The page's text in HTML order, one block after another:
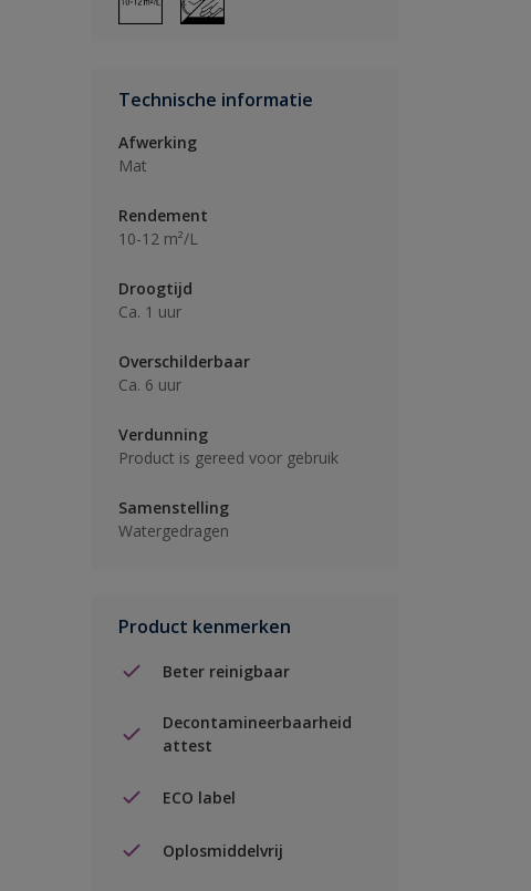
Technische informatie
Afwerking
Mat
Rendement
10-12 m²/L
Droogtijd
Ca. 1 uur
Overschilderbaar
Ca. 6 uur
Verdunning
Product is gereed voor gebruik
Samenstelling
Watergedragen
Product kenmerken
Beter reinigbaar
Decontamineerbaarheid
attest
ECO label
Oplosmiddelvrij